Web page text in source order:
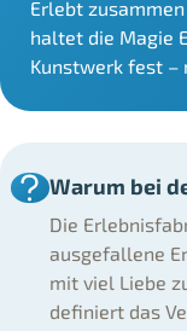
Erlebt
haltet die Magie
Kunstwerk fest –
Warum bei
Die
ausgefallene
mit viel Liebe
definiert das